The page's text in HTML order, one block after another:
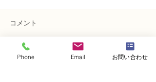
N FＤ資格検定1級レッス
コメント
コメントを追加…
Phone Email お問い合わせ